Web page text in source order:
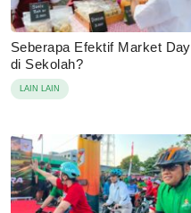
Seberapa Efektif Market Day
di Sekolah?
LAIN LAIN